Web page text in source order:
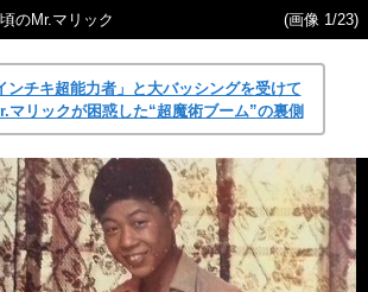
のMr.マリック (画像 1/23)
ンチキ超能力者」と大バッシングを受けて
リックが困惑した“超魔術ブーム”の裏側